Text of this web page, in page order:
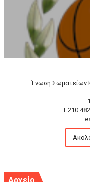
Ένωση Σωματείων
T 210
Αρχείο